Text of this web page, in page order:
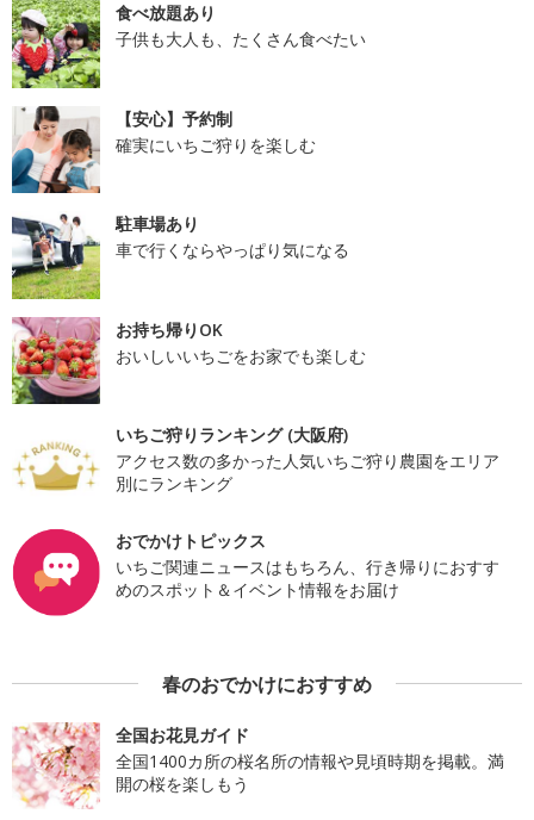
食べ放題あり
子供も大人も、たくさん食べたい
【安心】予約制
確実にいちご狩りを楽しむ
駐車場あり
車で行くならやっぱり気になる
お持ち帰りOK
おいしいいちごをお家でも楽しむ
いちご狩りランキング (大阪府)
アクセス数の多かった人気いちご狩り農園をエリア
別にランキング
おでかけトピックス
いちご関連ニュースはもちろん、行き帰りにおすす
めのスポット＆イベント情報をお届け
春のおでかけにおすすめ
全国お花見ガイド
全国1400カ所の桜名所の情報や見頃時期を掲載。満
開の桜を楽しもう